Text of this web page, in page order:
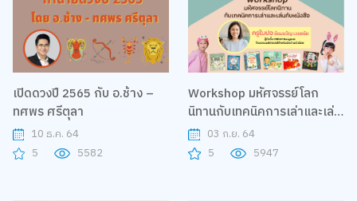
เปิดดวงปี 2565 กับ อ.ช้าง –
ทศพร ศรีตุลา
10 ธ.ค. 64
5
5582
Workshop มหัศจรรย์โลก
นิทานกับเทคนิคการเล่าและเล่น
กับหนังสือ โดยคุณครูใบปอ
03 ก.ย. 64
5
5947